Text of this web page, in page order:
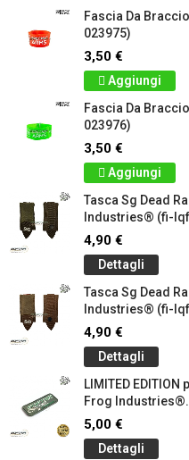
Fascia Da
023975)
3,50 €
Aggiungi
Fascia Da
023976)
3,50 €
Aggiungi
Tasca Sg Dead
Industries® (fi-
4,90 €
Dettagli
Tasca Sg Dead
Industries® (fi-
4,90 €
Dettagli
LIMITED
Frog
5,00 €
Dettagli